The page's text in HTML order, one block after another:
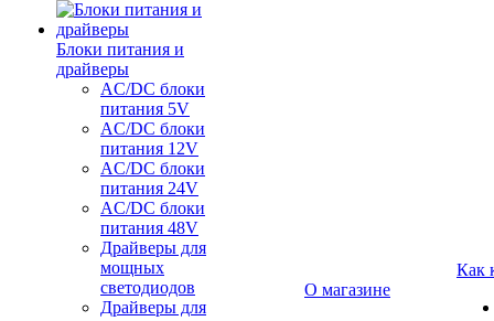
Блоки питания и
драйверы
AC/DC блоки
питания 5V
AC/DC блоки
питания 12V
AC/DC блоки
питания 24V
AC/DC блоки
питания 48V
Драйверы для
мощных
светодиодов
Драйверы для
О магазине
Как